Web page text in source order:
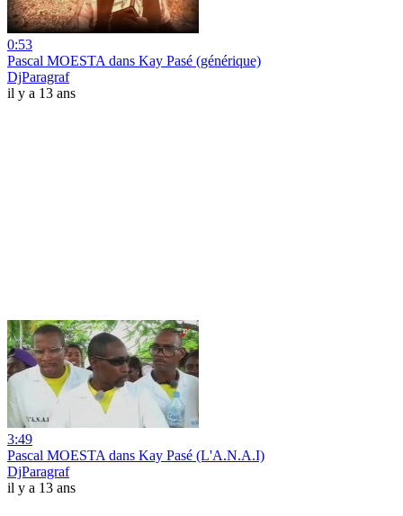
0:53
Pascal MOESTA dans Kay Pasé (générique)
DjParagraf
il y a 13 ans
3:49
Pascal MOESTA dans Kay Pasé (L'A.N.A.I)
DjParagraf
il y a 13 ans